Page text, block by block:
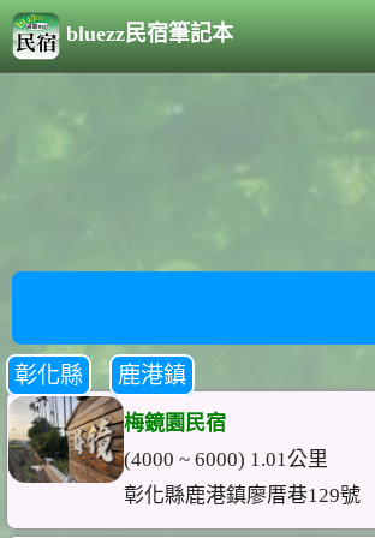
bluezz民宿筆記本
彰化縣 鹿港鎮
梅鏡園民宿
(4000 ~ 6000) 1.01公里
彰化縣鹿港鎮廖厝巷129號